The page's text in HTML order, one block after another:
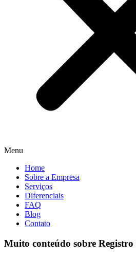
Menu
Home
Sobre a Empresa
Serviços
Diferenciais
FAQ
Blog
Contato
Muito conteúdo sobre Registro